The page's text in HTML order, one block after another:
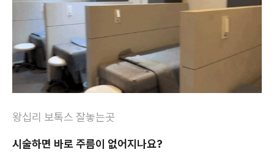
왕십리 보톡스 잘놓는곳
시술하면 바로 주름이 없어지나요?